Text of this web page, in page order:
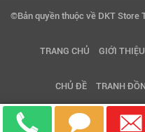
©Bản quyền thuộc về DKT Store
TRANG CHỦ GIỚI THIỆU
CHỦ ĐỀ TRANH